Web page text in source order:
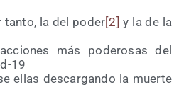
tan­to, la del poder[2] y la de la
más pode­ro­sas del
19
ellas des­car­gan­do la muer­te